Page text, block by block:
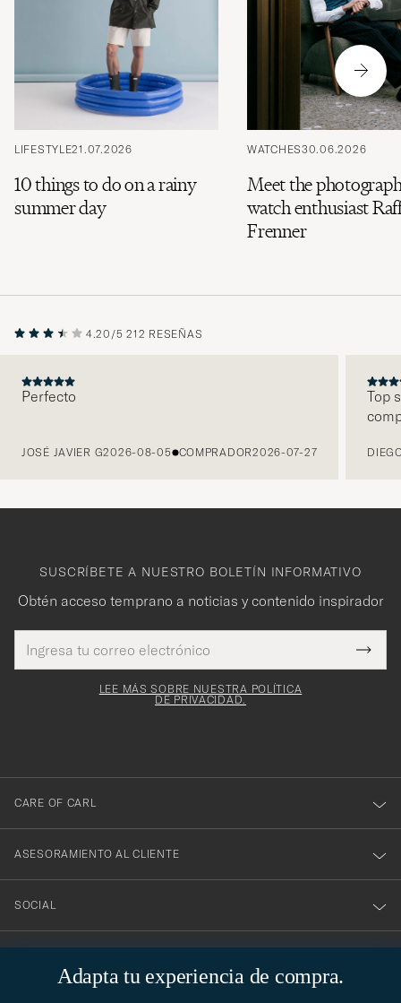
LIFESTYLE21.07.2026
10 things to do on a rainy
summer day
WATCHES30.06.2026
Meet the
watch enthusiast
Frenner
4.20/5 212 RESEÑAS
Perfecto
JOSÉ JAVIER G2026-08-05 COMPRADOR2026-07-27
Top
Adapta tu experiencia de compra.
SUSCRÍBETE A NUESTRO BOLETÍN INFORMATIVO
Obtén acceso temprano a noticias y contenido inspirador
de
correo
Este
es
¡Gracias
por
suscribirte
boletín!
LEE MÁS SOBRE NUESTRA POLÍTICA
DE PRIVACIDAD.
CARE OF CARL
ASESORAMIENTO AL CLIENTE
SOCIAL